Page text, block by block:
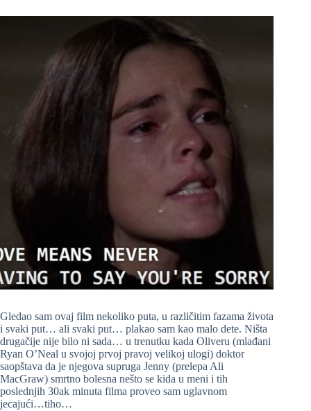
Gledao sam ovaj film nekoliko puta, u različitim fazama života
i svaki put… ali svaki put… plakao sam kao malo dete. Ništa
drugačije nije bilo ni sada… u trenutku kada Oliveru (mlađani
Ryan O’Neal u svojoj prvoj pravoj velikoj ulogi) doktor
saopštava da je njegova supruga Jenny (prelepa Ali
MacGraw) smrtno bolesna nešto se kida u meni i tih
poslednjih 30ak minuta filma proveo sam uglavnom
jecajući…tiho…